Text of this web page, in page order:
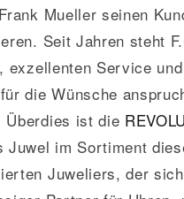
Mueller seinen
Seit Jahren steht
exzellenten Service
die Wünsche
Überdies ist die
Juwel im Sortiment
Juweliers, der